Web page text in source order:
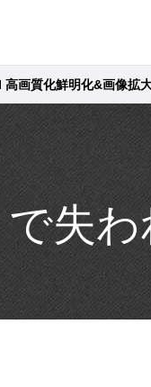
ーラ）
•
•
高画質化鮮明化&画像拡
失